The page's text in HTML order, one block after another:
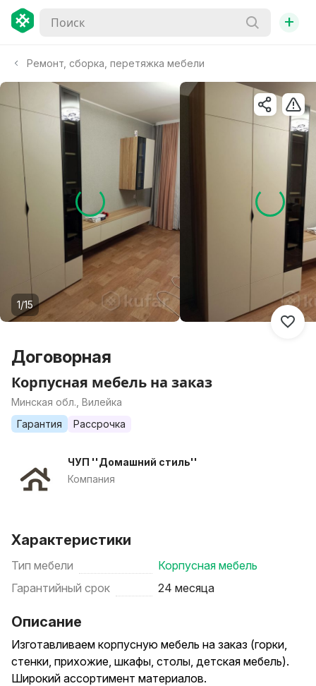
+
Ремонт, сборка, перетяжка мебели
1/15
Договорная
Корпусная мебель на заказ
Минская обл., Вилейка
Гарантия
Рассрочка
ЧУП ''Домашний стиль''
Компания
Характеристики
Тип мебели
Корпусная мебель
Гарантийный срок
24 месяца
Описание
Изготавливаем корпусную мебель на заказ (горки,
стенки, прихожие, шкафы, столы, детская мебель).
Широкий ассортимент материалов.